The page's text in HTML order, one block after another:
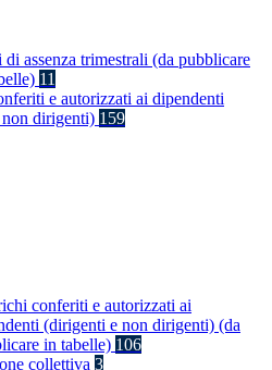
di assenza trimestrali (da pubblicare
11
e autorizzati ai dipendenti
dirigenti) 159
conferiti e autorizzati ai
(dirigenti e non dirigenti) (da
in tabelle) 106
collettiva 3